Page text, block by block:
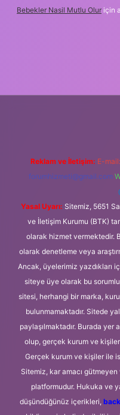
Bebekler Nasil Mutlu Olur için
Reklam ve İletişim: E-mail:
forumhizmeti@gmail.com
Yasal Uyarı: Sitemiz, 5651
ve İletişim Kurumu (BTK)
olarak hizmet vermektedir.
olarak denetleme veya
Ancak, üyelerimiz yazdıkları
siteye üye olarak bu
sitesi, herhangi bir marka,
bulunmamaktadır. Sitede
paylaşılmaktadır. Burada
olup, gerçek kurum ve kişiler
Gerçek kurum ve kişiler ile
Sitemiz, kar amacı
platformudur. Hukuka ve
düşündüğünüz içerikleri,